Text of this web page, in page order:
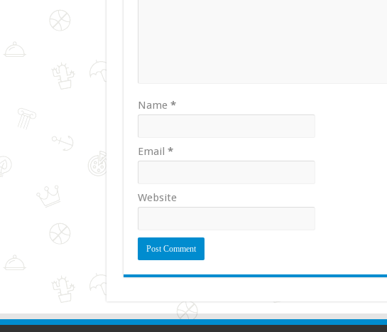
Name *
Email *
Website